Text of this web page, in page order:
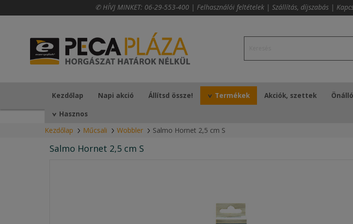
✆ HÍVJ MINKET: 06-29-553-400 | Felhasználói feltételek | Szállítás, díjszabás |
Kezdőlap Napi akció Állítsd össze! Termékek Akciók, szettek
Hasznos
Kezdőlap Műcsali Wobbler Salmo Hornet 2,5 cm S
Salmo Hornet 2,5 cm S